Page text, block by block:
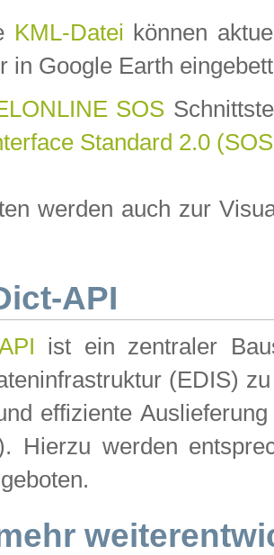
KML-Datei können
in Google Earth
SOS
Standard 2.0
werden auch zur
API
ist ein zentraler
(EDIS)
effiziente
Hierzu werden